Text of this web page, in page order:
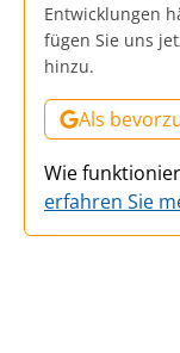
Entwicklungen
fügen Sie uns
hinzu.
Als
Wie
erfahren Sie